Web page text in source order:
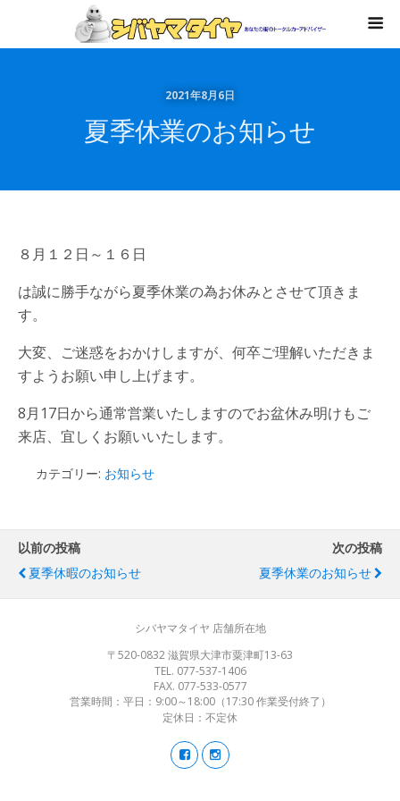
2021年8月6日
夏季休業のお知らせ
８月１２日～１６日
は誠に勝手ながら夏季休業の為お休みとさせて頂きま
す。
大変、ご迷惑をおかけしますが、何卒ご理解いただきま
すようお願い申し上げます。
8月17日から通常営業いたしますのでお盆休み明けもご
来店、宜しくお願いいたします。
カテゴリー: お知らせ
以前の投稿
夏季休暇のお知らせ
次の投稿
夏季休業のお知らせ
シバヤマタイヤ 店舗所在地
〒520-0832 滋賀県大津市粟津町13-63
TEL. 077-537-1406
FAX. 077-533-0577
営業時間：平日：9:00～18:00（17:30 作業受付終了）
定休日：不定休